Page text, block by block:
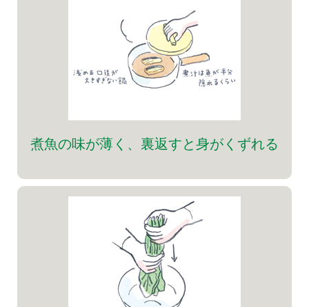
煮魚の味が薄く、裏返すと身がくずれる